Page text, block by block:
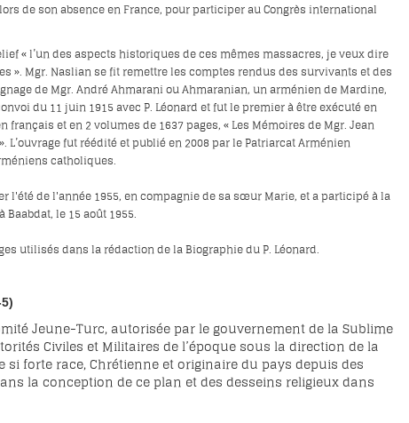
de son absence en France, pour participer au Congrès international
« l’un des aspects historiques de ces mêmes massacres, je veux dire
». Mgr. Naslian se fit remettre les comptes rendus des survivants et des
de Mgr. André Ahmarani ou Ahmaranian, un arménien de Mardine,
du 11 juin 1915 avec P. Léonard et fut le premier à être exécuté en
et en 2 volumes de 1637 pages, « Les Mémoires de Mgr. Jean
fut réédité et publié en 2008 par le Patriarcat Arménien
catholiques.
l'été de l'année 1955, en compagnie de sa sœur Marie, et a participé à la
le 15 août 1955.
utilisés dans la rédaction de la Biographie du P. Léonard.
Jeune-Turc, autorisée par le gouvernement de la Sublime
Civiles et Militaires de l’époque sous la direction de la
forte race, Chrétienne et originaire du pays depuis des
la conception de ce plan et des desseins religieux dans